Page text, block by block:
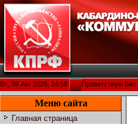
Вс, 09 Авг 2026, 14:58 Приветствую Вас
Меню сайта
Главная страница